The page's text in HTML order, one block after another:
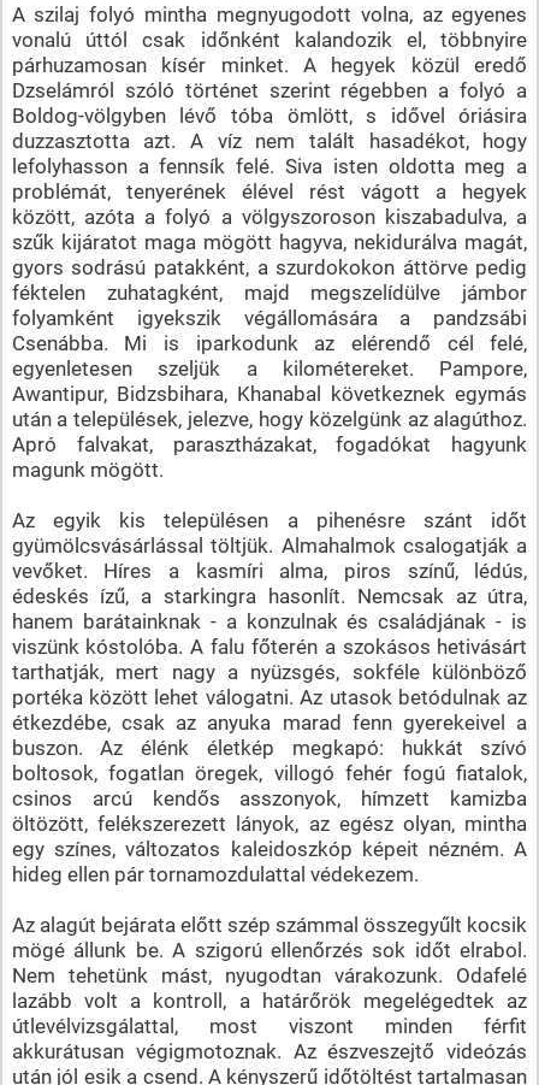
A szilaj folyó mintha megnyugodott volna, az egyenes
vonalú úttól csak időnként kalandozik el, többnyire
párhuzamosan kísér minket. A hegyek közül eredő
Dzselámról szóló történet szerint régebben a folyó a
Boldog-völgyben lévő tóba ömlött, s idővel óriásira
duzzasztotta azt. A víz nem talált hasadékot, hogy
lefolyhasson a fennsík felé. Siva isten oldotta meg a
problémát, tenyerének élével rést vágott a hegyek
között, azóta a folyó a völgyszoroson kiszabadulva, a
szűk kijáratot maga mögött hagyva, nekidurálva magát,
gyors sodrású patakként, a szurdokokon áttörve pedig
féktelen zuhatagként, majd megszelídülve jámbor
folyamként igyekszik végállomására a pandzsábi
Csenábba. Mi is iparkodunk az elérendő cél felé,
egyenletesen szeljük a kilométereket. Pampore,
Awantipur, Bidzsbihara, Khanabal következnek egymás
után a települések, jelezve, hogy közelgünk az alagúthoz.
Apró falvakat, parasztházakat, fogadókat hagyunk
magunk mögött.
Az egyik kis településen a pihenésre szánt időt
gyümölcsvásárlással töltjük. Almahalmok csalogatják a
vevőket. Híres a kasmíri alma, piros színű, lédús,
édeskés ízű, a starkingra hasonlít. Nemcsak az útra,
hanem barátainknak - a konzulnak és családjának - is
viszünk kóstolóba. A falu főterén a szokásos hetivásárt
tarthatják, mert nagy a nyüzsgés, sokféle különböző
portéka között lehet válogatni. Az utasok betódulnak az
étkezdébe, csak az anyuka marad fenn gyerekeivel a
buszon. Az élénk életkép megkapó: hukkát szívó
boltosok, fogatlan öregek, villogó fehér fogú fiatalok,
csinos arcú kendős asszonyok, hímzett kamizba
öltözött, felékszerezett lányok, az egész olyan, mintha
egy színes, változatos kaleidoszkóp képeit nézném. A
hideg ellen pár tornamozdulattal védekezem.
Az alagút bejárata előtt szép számmal összegyűlt kocsik
mögé állunk be. A szigorú ellenőrzés sok időt elrabol.
Nem tehetünk mást, nyugodtan várakozunk. Odafelé
lazább volt a kontroll, a határőrök megelégedtek az
útlevélvizsgálattal, most viszont minden férfit
akkurátusan végigmotoznak. Az észveszejtő videózás
után jól esik a csend. A kényszerű időtöltést tartalmasan